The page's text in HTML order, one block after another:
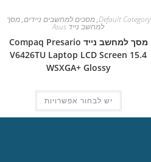
Default Category
,מסכים למחשבים ניידים,מסך
למחשב נייד Asus
מסך למחשב נייד Compaq Presario
V6426TU Laptop LCD Screen 15.4
WSXGA+ Glossy
יש לבחור אפשרויות